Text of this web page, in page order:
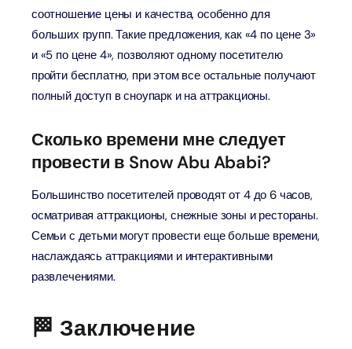
соотношение цены и качества, особенно для
больших групп. Такие предложения, как «4 по цене 3»
и «5 по цене 4», позволяют одному посетителю
пройти бесплатно, при этом все остальные получают
полный доступ в сноупарк и на аттракционы.
Сколько времени мне следует
провести в Snow Abu Ababi?
Большинство посетителей проводят от 4 до 6 часов,
осматривая аттракционы, снежные зоны и рестораны.
Семьи с детьми могут провести еще больше времени,
наслаждаясь аттракциями и интерактивными
развлечениями.
🏁 Заключение